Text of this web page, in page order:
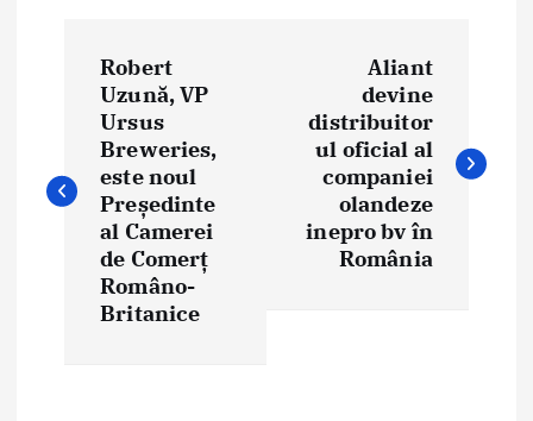
i
Robert
Uzună, VP
Ursus
Breweries,
este noul
Președinte
al Camerei
de Comerț
Româno-
Britanice
Aliant
devine
distribuitor
ul oficial al
companiei
olandeze
inepro bv în
România